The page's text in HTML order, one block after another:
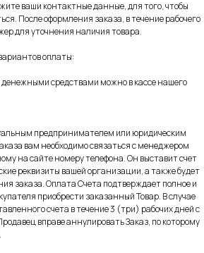
ваши контактные данные, для того, чтобы
После оформления заказа, в течение рабочего
для уточнения наличия товара.
оплаты:
средствами можно в кассе нашего
предпринимателем или юридическим
вам необходимо связаться с менеджером
на сайте номеру телефона. Он выставит счет
реквизиты вашей организации, а также будет
заказа. Оплата Счета подтверждает полное и
приобрести заказанный Товар. В случае
счета в течение 3 (три) рабочих дней с
вправе аннулировать Заказ, по которому